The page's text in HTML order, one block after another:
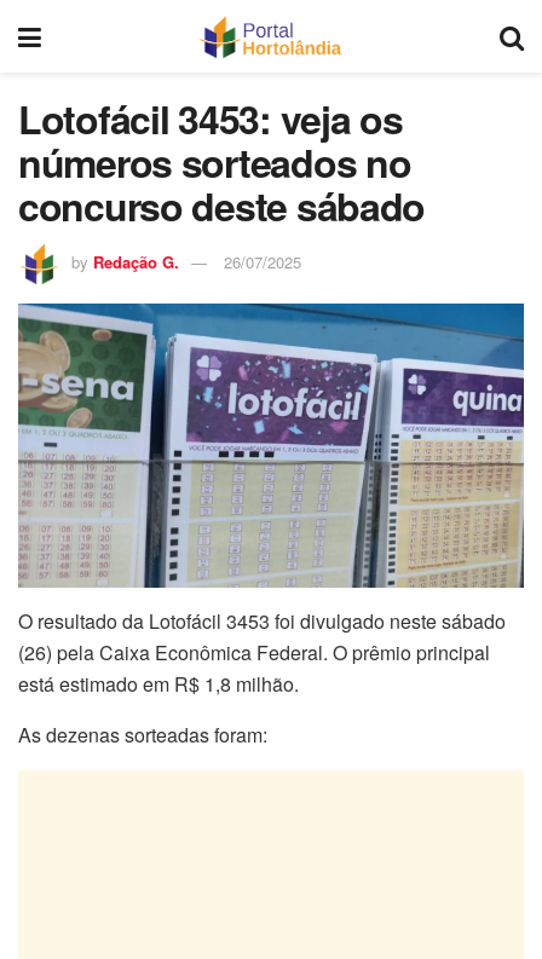
Lotofácil 3453: veja os
números sorteados no
concurso deste sábado
by Redação G. 26/07/2025
O resultado da Lotofácil 3453 foi divulgado neste sábado
(26) pela Caixa Econômica Federal. O prêmio principal
está estimado em R$ 1,8 milhão.
As dezenas sorteadas foram: